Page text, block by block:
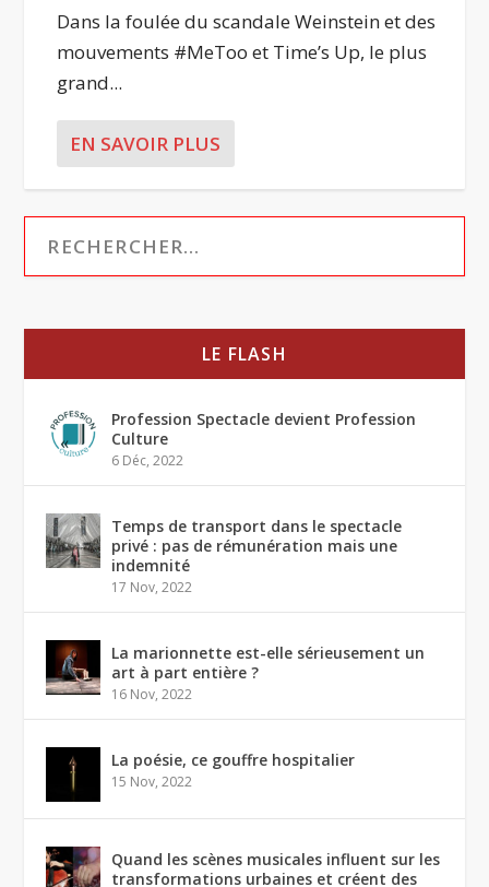
Dans la foulée du scandale Weinstein et des
mouvements #MeToo et Time’s Up, le plus
grand...
EN SAVOIR PLUS
LE FLASH
Profession Spectacle devient Profession
Culture
6 Déc, 2022
Temps de transport dans le spectacle
privé : pas de rémunération mais une
indemnité
17 Nov, 2022
La marionnette est-elle sérieusement un
art à part entière ?
16 Nov, 2022
La poésie, ce gouffre hospitalier
15 Nov, 2022
Quand les scènes musicales influent sur les
transformations urbaines et créent des